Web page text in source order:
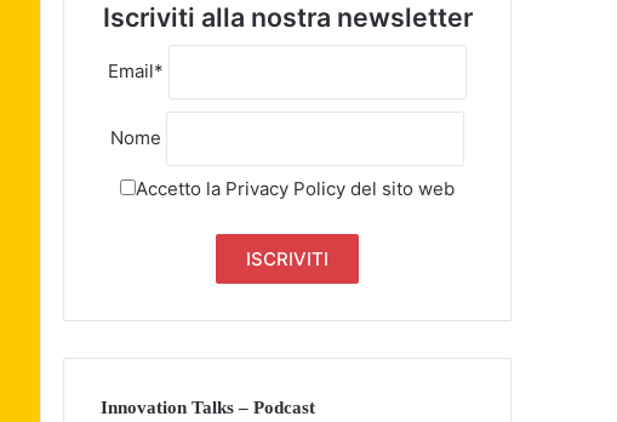
Iscriviti alla nostra newsletter
Email*
Nome
Accetto la Privacy Policy del sito web
Innovation Talks – Podcast